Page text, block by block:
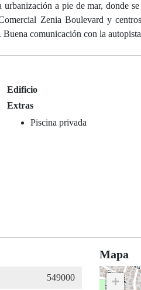
a pie de mar, donde
Zenia Boulevard y
comunicación con la
Edificio
Extras
Piscina privada
Mapa
+